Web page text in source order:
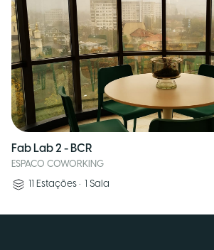
Fab Lab 2 - BCR
ESPACO COWORKING
11 Estações • 1 Sala